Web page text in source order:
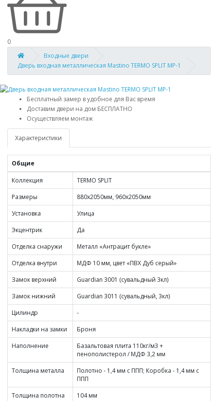
0
Входные двери
Дверь входная металлическая Mastino TERMO SPLIT MP-1
Бесплатный замер в удобное для Вас время
Доставим двери на дом БЕСПЛАТНО
Осуществляем монтаж
Характеристики
Общие
Коллекция
TERMO SPLIT
Размеры
880х2050мм, 960х2050мм
Установка
Улица
Экцентрик
Да
Отделка снаружи
Металл «Антрацит букле»
Отделка внутри
МДФ 10 мм, цвет «ПВХ Дуб серый»
Замок верхний
Guardian 3001 (сувальдный 3кл)
Замок нижний
Guardian 3011 (сувальдный, 3кл)
Цилиндр
-
Накладки на замки
Броня
Наполнение
Базальтовая плита 110кг/м3 +
пенополистерол / МДФ 3,2 мм
Толщина металла
Полотно - 1,4 мм с ППП; Коробка - 1,4 мм с
ППП
Толщина полотна
104 мм